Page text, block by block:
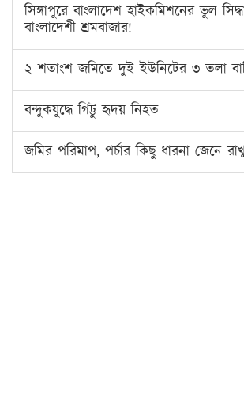
সিঙ্গাপুরে বাংলাদেশ হাইকমিশনের ভুল
বাংলাদেশী শ্রমবাজার!
২ শতাংশ জমিতে দুই ইউনিটের ৩ তলা
বন্দুকযুদ্ধে গিট্টু হৃদয় নিহত
জমির পরিমাপ, পর্চার কিছু ধারনা জেনে